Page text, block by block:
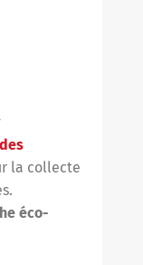
la collecte
éco-